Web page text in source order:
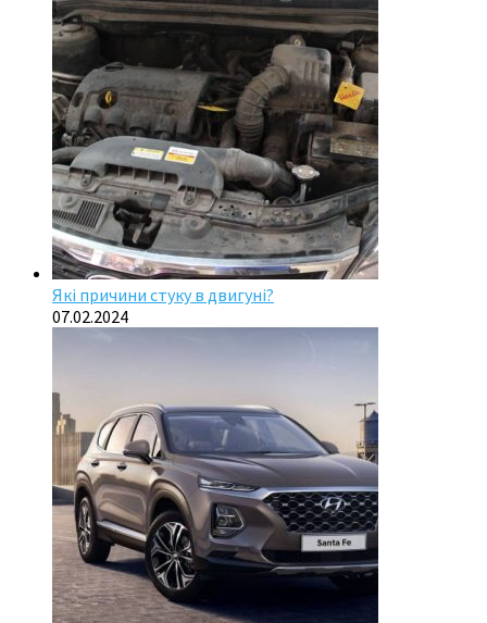
Які причини стуку в двигуні?
07.02.2024